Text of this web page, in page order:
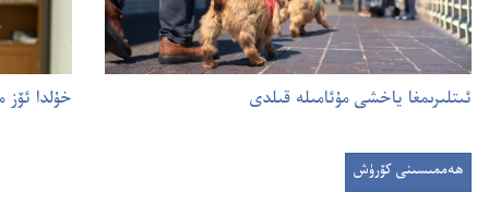
ئىتلىرىمغا ياخشى مۇ‌ئامىلە قىلدى خۇ‌لدا
ھەممىسىنى كۆرۈش